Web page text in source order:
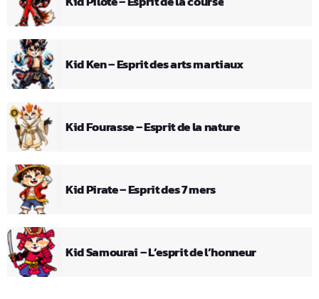
Kid Ken – Esprit des arts martiaux
Kid Fourasse – Esprit de la nature
Kid Pirate – Esprit des 7 mers
Kid Samourai – L’esprit de l’honneur